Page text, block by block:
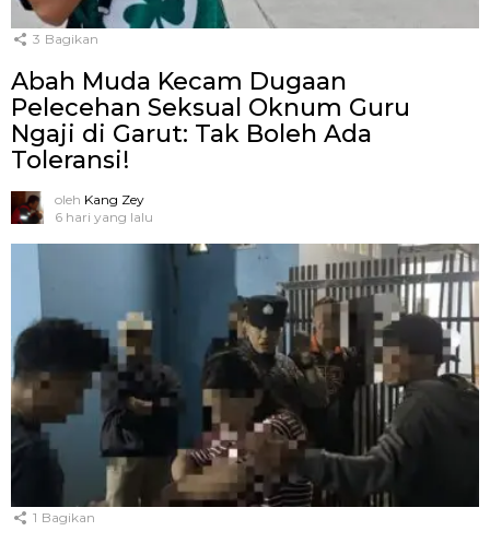
3 Bagikan
Abah Muda Kecam Dugaan
Pelecehan Seksual Oknum Guru
Ngaji di Garut: Tak Boleh Ada
Toleransi!
oleh Kang Zey
6 hari yang lalu
1 Bagikan